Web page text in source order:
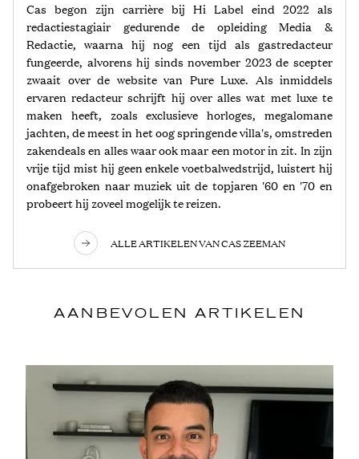
Cas begon zijn carrière bij Hi Label eind 2022 als
redactiestagiair gedurende de opleiding Media &
Redactie, waarna hij nog een tijd als gastredacteur
fungeerde, alvorens hij sinds november 2023 de scepter
zwaait over de website van Pure Luxe. Als inmiddels
ervaren redacteur schrijft hij over alles wat met luxe te
maken heeft, zoals exclusieve horloges, megalomane
jachten, de meest in het oog springende villa's, omstreden
zakendeals en alles waar ook maar een motor in zit. In zijn
vrije tijd mist hij geen enkele voetbalwedstrijd, luistert hij
onafgebroken naar muziek uit de topjaren '60 en '70 en
probeert hij zoveel mogelijk te reizen.
ALLE ARTIKELEN VAN CAS ZEEMAN
AANBEVOLEN ARTIKELEN